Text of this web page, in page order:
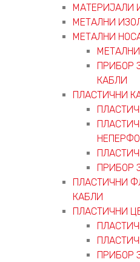
МАТЕРИЈАЛИ
МЕТАЛНИ
МЕТАЛНИ
ПРИБОР
КАБЛИ
ПЛАСТИЧНИ
ПРИБОР
ПЛАСТИЧНИ
КАБЛИ
ПЛАСТИЧНИ
ПРИБОР